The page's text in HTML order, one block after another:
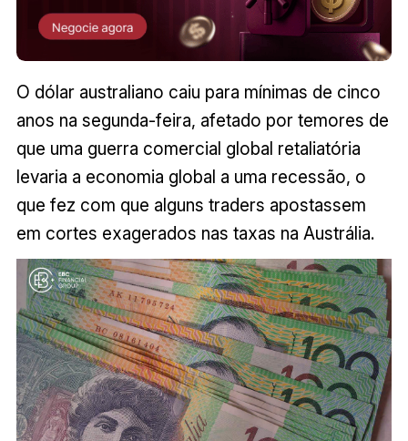
O dólar australiano caiu para mínimas de cinco
anos na segunda-feira, afetado por temores de
que uma guerra comercial global retaliatória
levaria a economia global a uma recessão, o
que fez com que alguns traders apostassem
em cortes exagerados nas taxas na Austrália.